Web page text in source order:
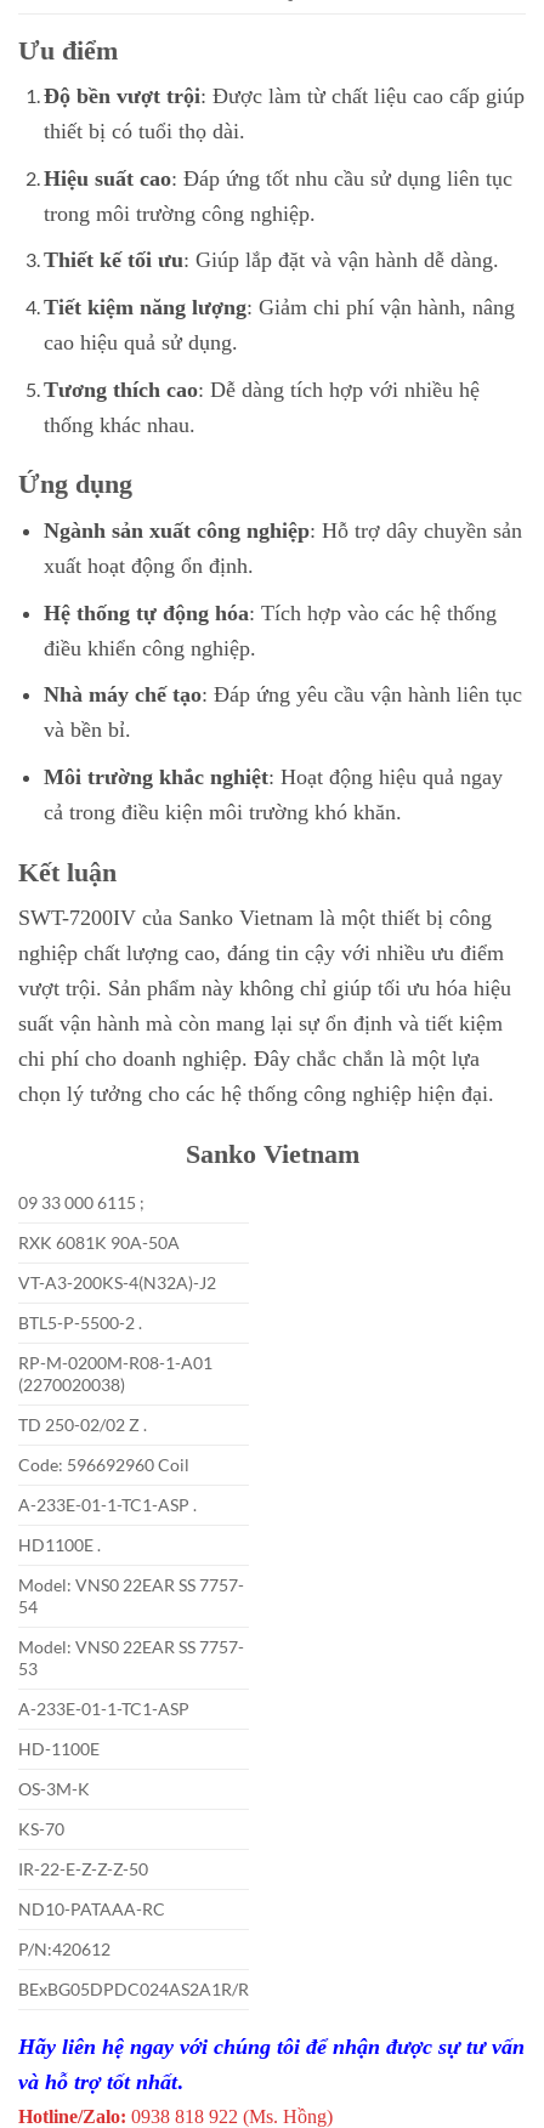
Ưu điểm
Độ bền vượt trội: Được làm từ chất liệu cao cấp giúp
thiết bị có tuổi thọ dài.
Hiệu suất cao: Đáp ứng tốt nhu cầu sử dụng liên tục
trong môi trường công nghiệp.
Thiết kế tối ưu: Giúp lắp đặt và vận hành dễ dàng.
Tiết kiệm năng lượng: Giảm chi phí vận hành, nâng
cao hiệu quả sử dụng.
Tương thích cao: Dễ dàng tích hợp với nhiều hệ
thống khác nhau.
Ứng dụng
Ngành sản xuất công nghiệp: Hỗ trợ dây chuyền sản
xuất hoạt động ổn định.
Hệ thống tự động hóa: Tích hợp vào các hệ thống
điều khiển công nghiệp.
Nhà máy chế tạo: Đáp ứng yêu cầu vận hành liên tục
và bền bỉ.
Môi trường khắc nghiệt: Hoạt động hiệu quả ngay
cả trong điều kiện môi trường khó khăn.
Kết luận
SWT-7200IV của Sanko Vietnam là một thiết bị công
nghiệp chất lượng cao, đáng tin cậy với nhiều ưu điểm
vượt trội. Sản phẩm này không chỉ giúp tối ưu hóa hiệu
suất vận hành mà còn mang lại sự ổn định và tiết kiệm
chi phí cho doanh nghiệp. Đây chắc chắn là một lựa
chọn lý tưởng cho các hệ thống công nghiệp hiện đại.
Sanko Vietnam
09 33 000 6115 ;
RXK 6081K 90A-50A
VT-A3-200KS-4(N32A)-J2
BTL5-P-5500-2 .
RP-M-0200M-R08-1-A01
(2270020038)
TD 250-02/02 Z .
Code: 596692960 Coil
A-233E-01-1-TC1-ASP .
HD1100E .
Model: VNS0 22EAR SS 7757-
54
Model: VNS0 22EAR SS 7757-
53
A-233E-01-1-TC1-ASP
HD-1100E
OS-3M-K
KS-70
IR-22-E-Z-Z-Z-50
ND10-PATAAA-RC
P/N:420612
BExBG05DPDC024AS2A1R/R
Hãy liên hệ ngay với chúng tôi để nhận được sự tư vấn
và hỗ trợ tốt nhất.
Hotline/Zalo: 0938 818 922 (Ms. Hồng)